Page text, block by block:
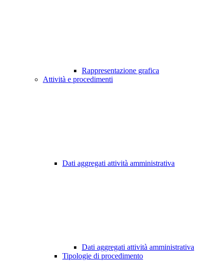
Rappresentazione grafica
Attività e procedimenti
Dati aggregati attività amministrativa
Dati aggregati attività amministrativa
Tipologie di procedimento